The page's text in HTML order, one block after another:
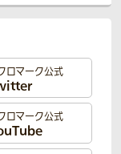
ロマーク公式
ロマーク公式